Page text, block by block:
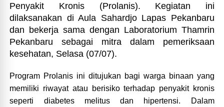
Penyakit Kronis (Prolanis). Kegiatan ini
dilaksanakan di Aula Sahardjo Lapas Pekanbaru
dan bekerja sama dengan Laboratorium Thamrin
Pekanbaru sebagai mitra dalam pemeriksaan
kesehatan, Selasa (07/07).
Program Prolanis ini ditujukan bagi warga binaan yang
memiliki riwayat atau berisiko terhadap penyakit kronis
seperti diabetes melitus dan hipertensi. Dalam